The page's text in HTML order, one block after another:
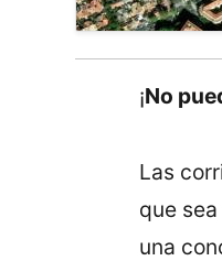
¡No
Las
que
una